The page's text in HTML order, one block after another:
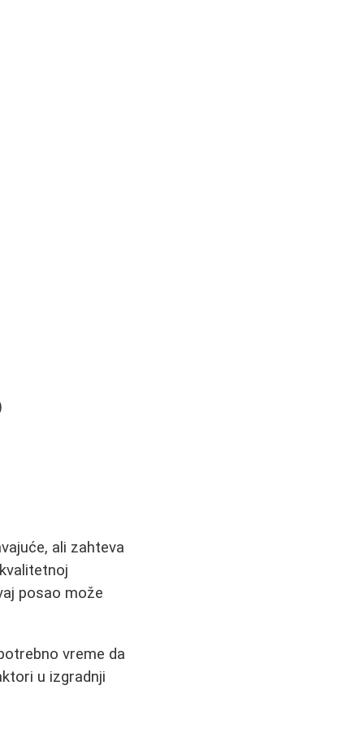
ali zahteva
posao može
vreme da
u izgradnji